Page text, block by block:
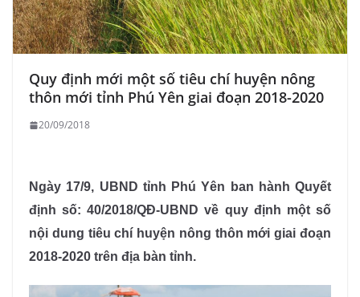
Quy định mới một số tiêu chí huyện nông
thôn mới tỉnh Phú Yên giai đoạn 2018-2020
20/09/2018
Ngày 17/9, UBND tỉnh Phú Yên ban hành Quyết
định số: 40/2018/QĐ-UBND về quy định một số
nội dung tiêu chí huyện nông thôn mới giai đoạn
2018-2020 trên địa bàn tỉnh.